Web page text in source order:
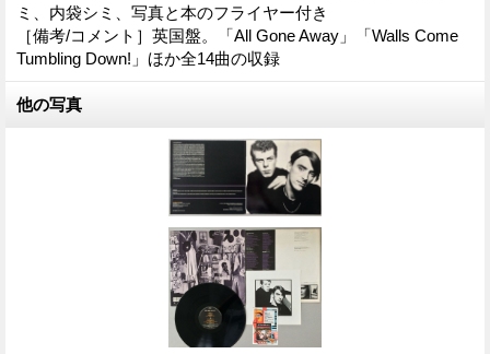
ミ、内袋シミ、写真と本のフライヤー付き
［備考/コメント］英国盤。「All Gone Away」「Walls Come
Tumbling Down!」ほか全14曲の収録
他の写真